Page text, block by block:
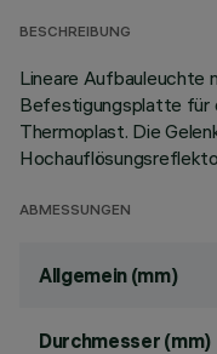
BESCHREIBUNG
Lineare Aufbauleuchte
Befestigungsplatte für
Thermoplast. Die
ABMESSUNGEN
Allgemein (mm)
Durchmesser (mm)